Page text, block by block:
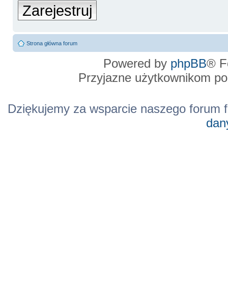
Zarejestruj
Strona główna forum
Powered by phpBB®
Przyjazne użytkownikom
Dziękujemy za wsparcie naszego